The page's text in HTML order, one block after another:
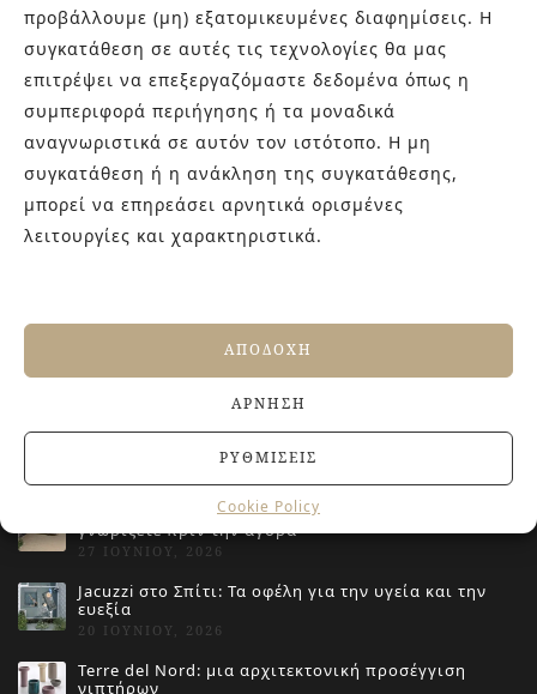
προβάλλουμε (μη) εξατομικευμένες διαφημίσεις. Η
συγκατάθεση σε αυτές τις τεχνολογίες θα μας
επιτρέψει να επεξεργαζόμαστε δεδομένα όπως η
συμπεριφορά περιήγησης ή τα μοναδικά
αναγνωριστικά σε αυτόν τον ιστότοπο. Η μη
συγκατάθεση ή η ανάκληση της συγκατάθεσης,
μπορεί να επηρεάσει αρνητικά ορισμένες
λειτουργίες και χαρακτηριστικά.
ΑΠΟΔΟΧΉ
ΆΡΝΗΣΗ
ΡΥΘΜΊΣΕΙΣ
Cookie Policy
ΣΧΕΤΙΚΑ ΜΕ ΕΜΑΣ
Στην εταιρεία Paraskevopoulos μετουσιώνονται 40 χρόνια
εμπειρίας στο χώρο του πλακιδίου και των ειδών υγιεινής,
Άγιο Δημήτριο (Λιδωρικίου 11) ή καλέστε μας στο 210-
ΤΕΛΕΥΤΑΙΑ ΑΡΘΡΑ
Αντιολισθητικά πλακάκια: Όλα όσα πρέπει να
γνωρίζετε πριν την αγορά
27 ΙΟΥΝΊΟΥ, 2026
Jacuzzi στο Σπίτι: Τα οφέλη για την υγεία και την
ευεξία
20 ΙΟΥΝΊΟΥ, 2026
Terre del Nord: μια αρχιτεκτονική προσέγγιση
νιπτήρων